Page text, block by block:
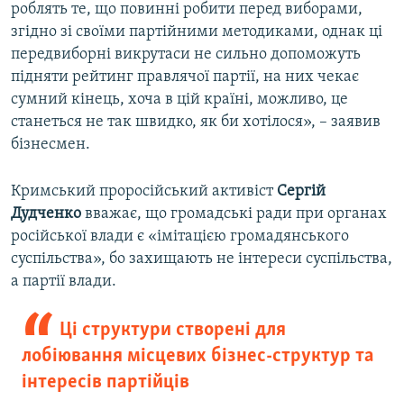
роблять те, що повинні робити перед виборами,
згідно зі своїми партійними методиками, однак ці
передвиборні викрутаси не сильно допоможуть
підняти рейтинг правлячої партії, на них чекає
сумний кінець, хоча в цій країні, можливо, це
станеться не так швидко, як би хотілося», – заявив
бізнесмен.
Кримський проросійський активіст Сергій
Дудченко вважає, що громадські ради при органах
російської влади є «імітацією громадянського
суспільства», бо захищають не інтереси суспільства,
а партії влади.
Ці структури створені для
лобіювання місцевих бізнес-структур та
інтересів партійців